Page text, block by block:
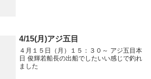
4/15(月)アジ五目
４月１５日（月）１５：３０～ アジ五目本
日 俊輝若船長の出船でしたいい感じで釣れ
ました